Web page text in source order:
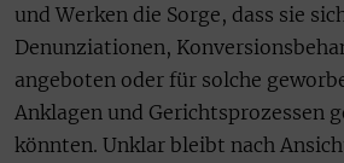
und Werken die Sorge, dass sie
Denunziationen,
angeboten oder für solche
Anklagen und Gerichtsprozessen
könnten. Unklar bleibt nach